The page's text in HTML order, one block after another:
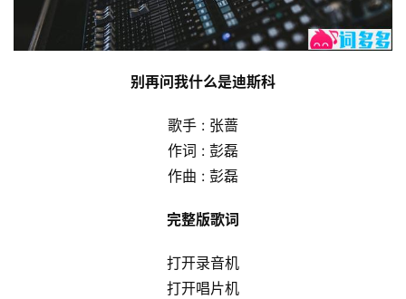
别再问我什么是迪斯科
歌手 : 张蔷
作词 : 彭磊
作曲 : 彭磊
完整版歌词
打开录音机
打开唱片机